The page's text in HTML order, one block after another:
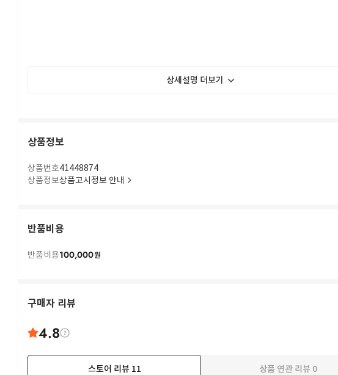
상세설명 더보기
상품정보
상품번호41448874
상품정보상품고시정보 안내
반품비용
반품비용100,000원
구매자 리뷰
4.8
스토어 리뷰 11 상품 연관 리뷰 0